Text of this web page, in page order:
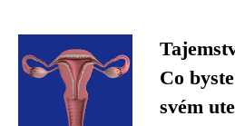
Co
svém